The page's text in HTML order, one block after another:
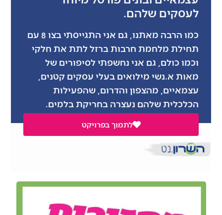
לעסקים שלהם.
כמו הרבה מאתנו, גם אני התגייסתי בצו 8 עם
תחילת מלחמת חרבות ברזל לתת את חלקי
וכמו כולם, גם אני נחשפתי לסיפורים של
מאות א.נשי מילואים בעלי עסקים קטנים,
עצמאיים, מהצפון והדרום, שהפעילות
הכלכלית שלהם נעצרה בחריקת בלמים.
לתמוך בפרויקט